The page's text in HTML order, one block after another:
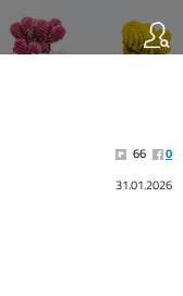
66
0
31.01.2026